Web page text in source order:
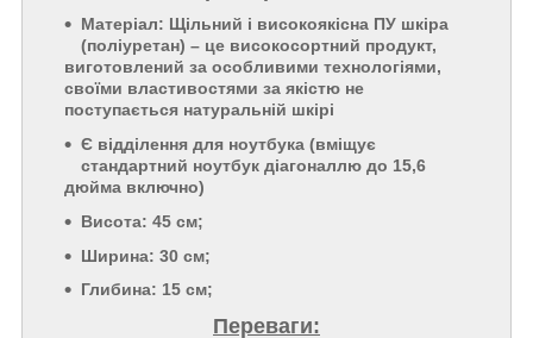
Матеріал: Щільний і високоякісна ПУ шкіра
(поліуретан) – це високосортний продукт,
виготовлений за особливими технологіями,
своїми властивостями за якістю не
поступається натуральній шкірі
Є відділення для ноутбука (вміщує
стандартний ноутбук діагоналлю до 15,6
дюйма включно)
Висота: 45 см;
Ширина: 30 см;
Глибина: 15 см;
Переваги: